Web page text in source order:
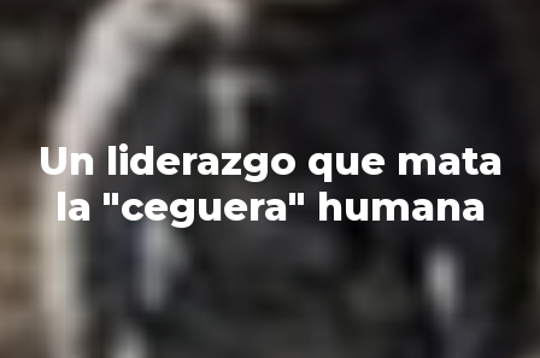
​ Un liderazgo que mata
la "ceguera" humana